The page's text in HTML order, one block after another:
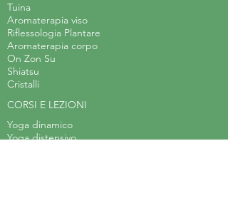
Tuina
Aromaterapia viso
Riflessologia Plantare
Aromaterapia corpo
On Zon Su
Shiatsu
Cristalli
CORSI E LEZIONI
Yoga dinamico
Yoga distensivo